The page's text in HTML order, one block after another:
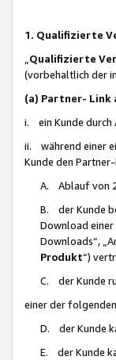
1. Qualifizierte
Qualifizierte
(vorbehaltlich der
(a) Partner- Link
i. ein Kunde durch
ii. während einer
Kunde den
A. Ablauf von
B. der Kunde
Download einer
Downloads“,
Produkt“)
C. der Kunde
einer der
D. der Kunde
E. der Kunde